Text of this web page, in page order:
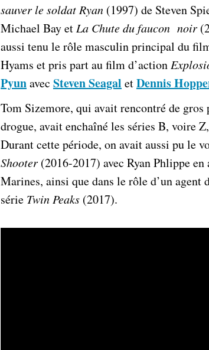
sauver le soldat Ryan (1997) de Steven
Michael Bay et La Chute du faucon noir
aussi tenu le rôle masculin principal du
Hyams et pris part au film d’action
Pyunavec Steven Seagal etDennis
Tom Sizemore, qui avait rencontré de
drogue, avait enchaîné les séries B, voire
Durant cette période, on avait aussi pu le
Shooter (2016-2017) avec Ryan Phlippe
Marines, ainsi que dans le rôle d’un agent
série Twin Peaks (2017).